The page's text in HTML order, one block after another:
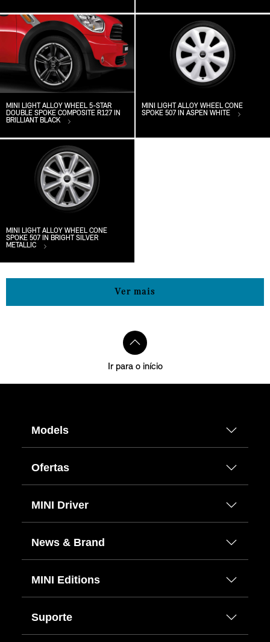
MINI LIGHT ALLOY WHEEL 5-STAR
DOUBLE SPOKE COMPOSITE R127 IN
BRILLIANT BLACK
MINI LIGHT ALLOY WHEEL CONE
SPOKE 507 IN ASPEN WHITE
MINI LIGHT ALLOY WHEEL CONE
SPOKE 507 IN BRIGHT SILVER
METALLIC
Ver mais
Ir para o início
Models
Ofertas
MINI Driver
News & Brand
MINI Editions
Suporte